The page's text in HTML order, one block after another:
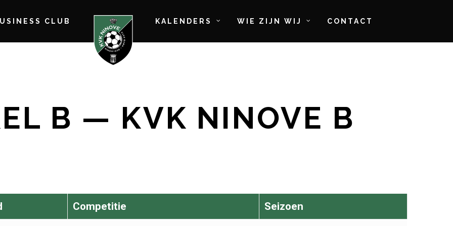
CLUB KALENDERS WIE ZIJN WIJ CONTACT
B — KVK NINOVE B
Competitie Seizoen